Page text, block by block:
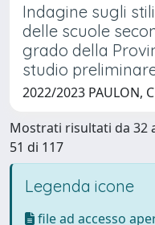
Indagine sugli
delle scuole
grado della
studio
2022/2023 PAULON,
Mostrati risultati da 32
51 di 117
Legenda icone
file ad accesso